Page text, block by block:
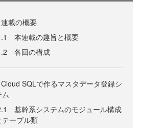
載の概要
本連載の趣旨と概要
各回の構成
SQLで作るマスタデータ登録シ
ム
基幹系システムのモジュール構成
テーブル類